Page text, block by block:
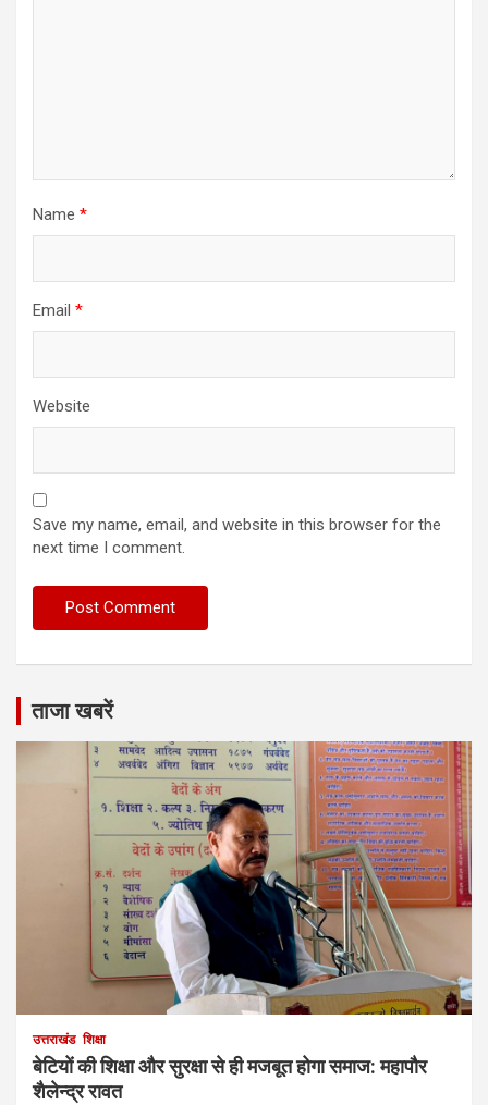
Name *
Email *
Website
Save my name, email, and website in this browser for the
next time I comment.
ताजा खबरें
उत्तराखंड शिक्षा
बेटियों की शिक्षा और सुरक्षा से ही मजबूत होगा समाज: महापौर
शैलेन्द्र रावत